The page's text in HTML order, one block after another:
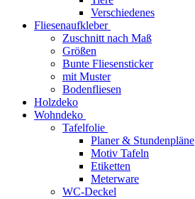
Verschiedenes
Fliesenaufkleber
Zuschnitt nach Maß
Größen
Bunte Fliesensticker
mit Muster
Bodenfliesen
Holzdeko
Wohndeko
Tafelfolie
Planer & Stundenpläne
Motiv Tafeln
Etiketten
Meterware
WC-Deckel